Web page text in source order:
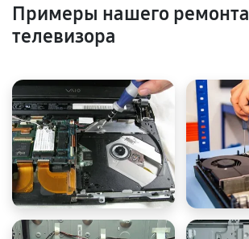
Примеры нашего ремонта
телевизора